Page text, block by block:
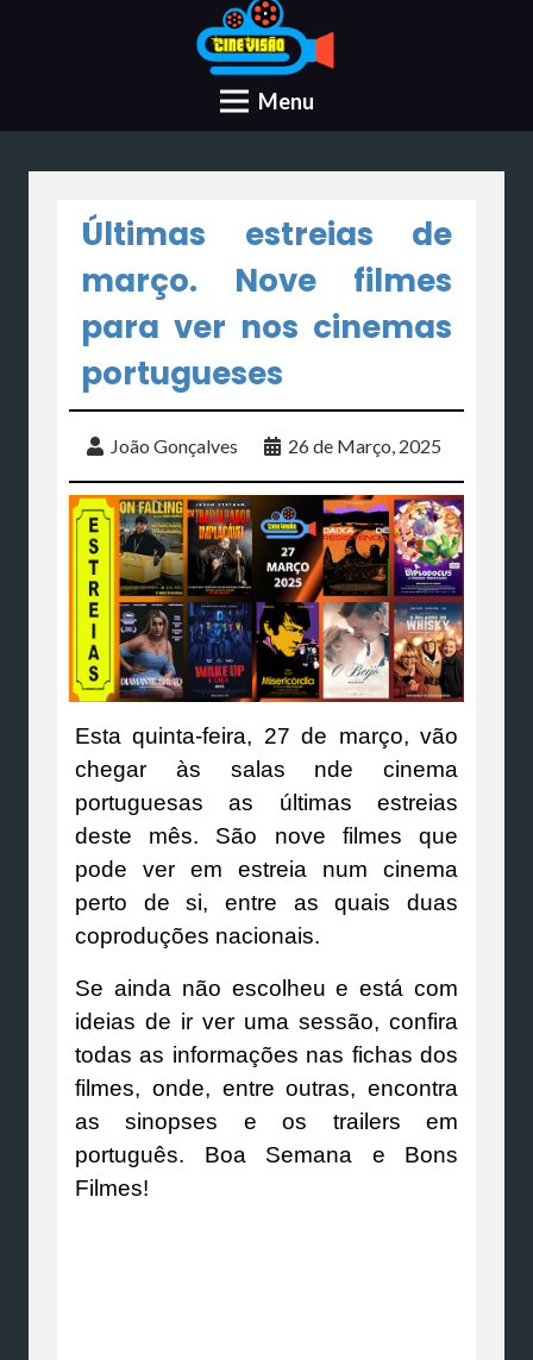
Menu
Últimas estreias de
março. Nove filmes
para ver nos cinemas
portugueses
João Gonçalves 26 de Março, 2025
Esta quinta-feira, 27 de março, vão
chegar às salas nde cinema
portuguesas as últimas estreias
deste mês. São nove filmes que
pode ver em estreia num cinema
perto de si, entre as quais duas
coproduções nacionais.
Se ainda não escolheu e está com
ideias de ir ver uma sessão, confira
todas as informações nas fichas dos
filmes, onde, entre outras, encontra
as sinopses e os trailers em
português. Boa Semana e Bons
Filmes!